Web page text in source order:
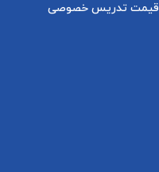
قیمت تدریس خصوصی